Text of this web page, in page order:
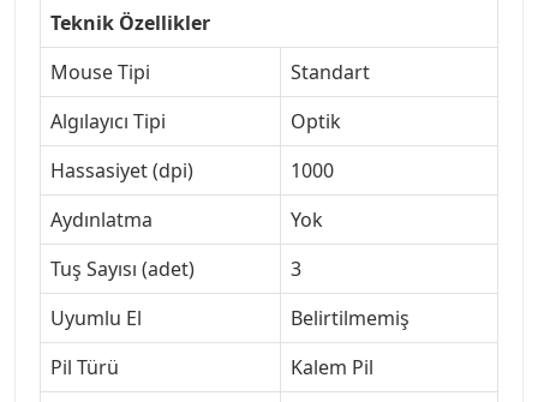
Teknik Özellikler
Mouse Tipi
Standart
Algılayıcı Tipi
Optik
Hassasiyet (dpi)
1000
Aydınlatma
Yok
Tuş Sayısı (adet)
3
Uyumlu El
Belirtilmemiş
Pil Türü
Kalem Pil